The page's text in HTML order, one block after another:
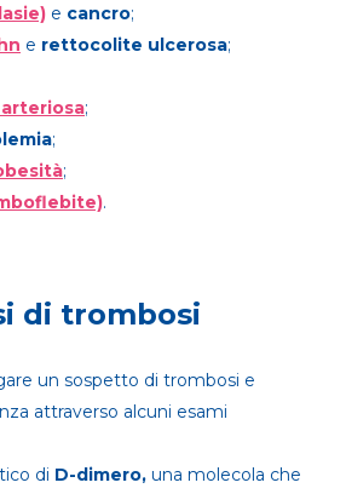
e cancro;
e rettocolite ulcerosa;
;
;
;
.
di trombosi
un sospetto di trombosi e
attraverso alcuni esami
di D-dimero, una molecola che